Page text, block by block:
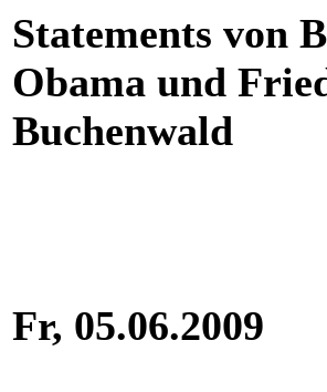
Statements von
Obama und
Buchenwald
Fr, 05.06.2009